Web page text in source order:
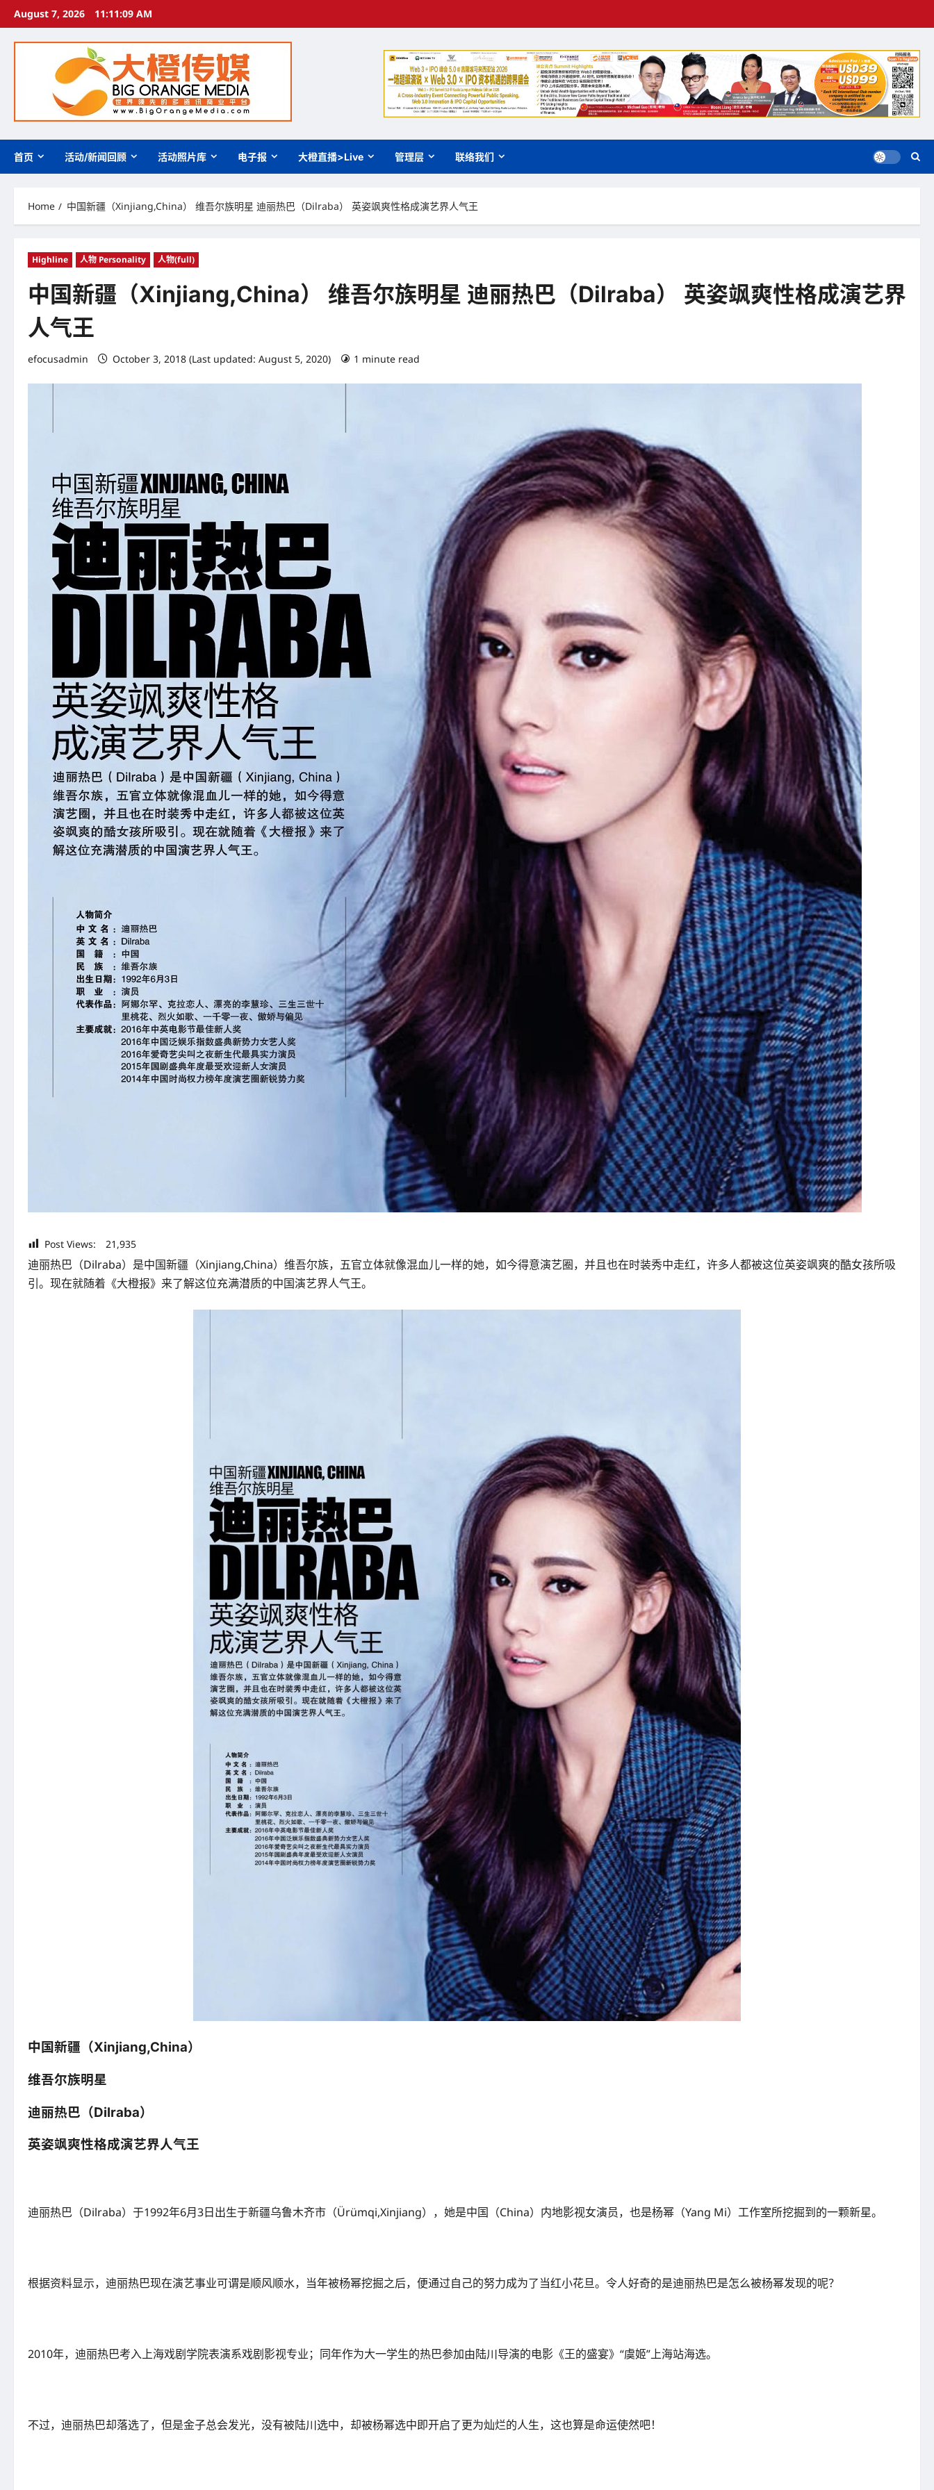
Skip
content
August 7, 2026 11:11:11 AM
首页 活动/新闻回顾 活动照片库 电子报 大橙直播>Live 管理层 联络我们
Home 中国新疆（Xinjiang,China） 维吾尔族明星 迪丽热巴（Dilraba） 英姿飒爽性格成演艺界人气王
Highline 人物 Personality 人物(full)
中国新疆（Xinjiang,China） 维吾尔族明星 迪丽热巴（Dilraba） 英姿飒爽性格成演艺界
人气王
efocusadmin October 3, 2018 (Last updated: August 5, 2020) 1 minute read
Post Views: 21,935
迪丽热巴（Dilraba）是中国新疆（Xinjiang,China）维吾尔族，五官立体就像混血儿一样的她，如今得意演艺圈，并且也在时装秀中走红，许多人都被这位英姿飒爽的酷女孩所吸
引。现在就随着《大橙报》来了解这位充满潜质的中国演艺界人气王。
中国新疆（Xinjiang,China）
维吾尔族明星
迪丽热巴（Dilraba）
英姿飒爽性格成演艺界人气王
迪丽热巴（Dilraba）于1992年6月3日出生于新疆乌鲁木齐市（Ürümqi,Xinjiang），她是中国（China）内地影视女演员，也是杨幂（Yang Mi）工作室所挖掘到的一颗新星。
根据资料显示，迪丽热巴现在演艺事业可谓是顺风顺水，当年被杨幂挖掘之后，便通过自己的努力成为了当红小花旦。令人好奇的是迪丽热巴是怎么被杨幂发现的呢？
2010年，迪丽热巴考入上海戏剧学院表演系戏剧影视专业；同年作为大一学生的热巴参加由陆川导演的电影《王的盛宴》“虞姬”上海站海选。
不过，迪丽热巴却落选了，但是金子总会发光，没有被陆川选中，却被杨幂选中即开启了更为灿烂的人生，这也算是命运使然吧！